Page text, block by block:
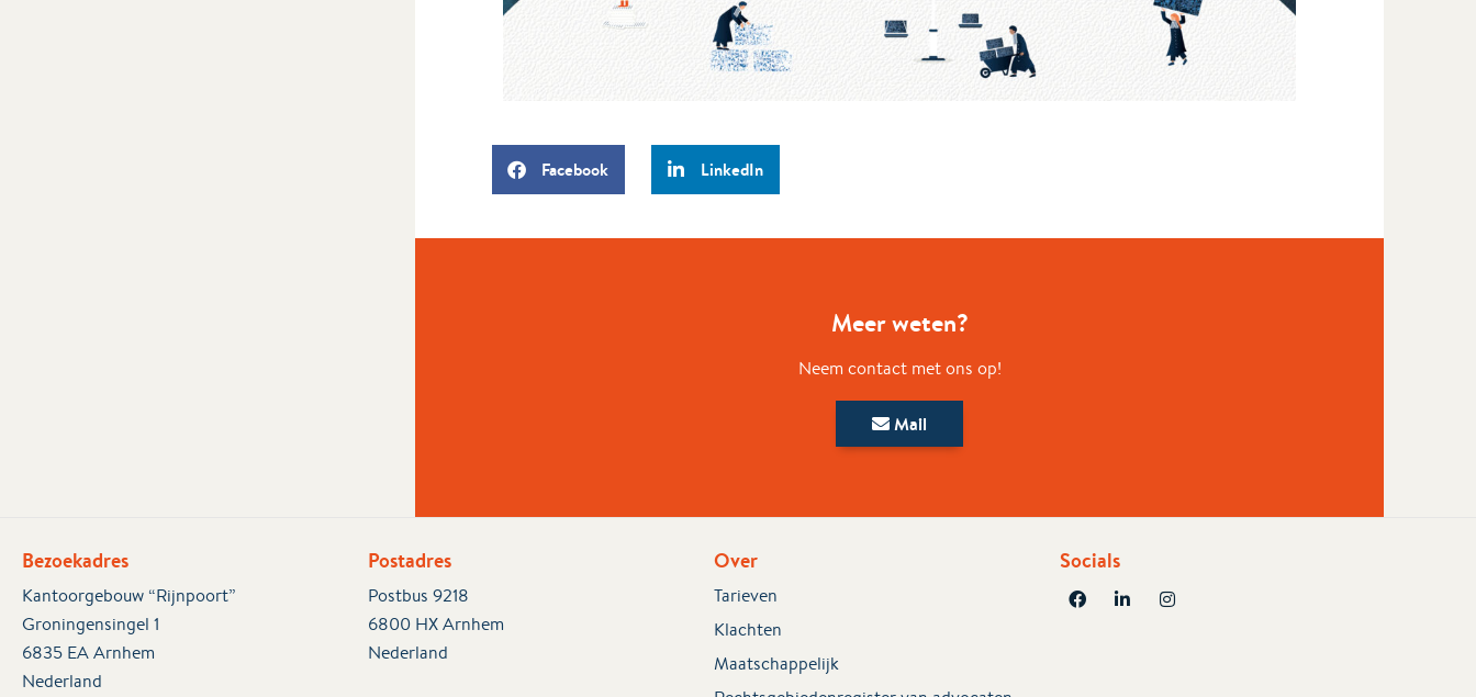
Facebook LinkedIn
Meer weten?
Neem contact met ons op!
Mail
Bezoekadres
Kantoorgebouw “Rijnpoort”
Groningensingel 1
6835 EA Arnhem
Nederland
Postadres
Postbus 9218
6800 HX Arnhem
Nederland
Over
Tarieven
Klachten
Maatschappelijk
Socials